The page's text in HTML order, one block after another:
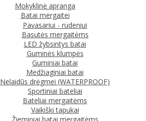
Mokyklinė apranga
Batai mergaitei
Pavasariui - rudeniui
Basutės mergaitėms
LED žybsintys batai
Guminės klumpės
Guminiai batai
Medžiaginiai batai
Nelaidūs drėgmei (WATERPROOF)
Sportiniai bateliai
Bateliai mergaitėms
Vaikiški tapukai
Žieminiai batai mergaitėms